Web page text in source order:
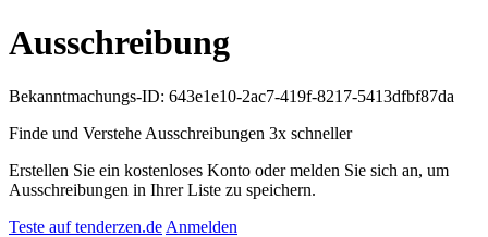
Ausschreibung
Bekanntmachungs-ID: 643e1e10-2ac7-419f-8217-5413dfbf87da
Finde und Verstehe Ausschreibungen 3x schneller
Erstellen Sie ein kostenloses Konto oder melden Sie sich an, um
Ausschreibungen in Ihrer Liste zu speichern.
Teste auf tenderzen.de Anmelden